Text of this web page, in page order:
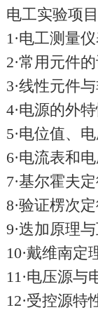
电工实验项目
1·电工测量
2·常用元件
3·线性元件
4·电源的外
5·电位值、
6·电流表和
7·基尔霍夫
8·验证楞次
9·迭加原理
10·戴维南定
11·电压源与
12·受控源特